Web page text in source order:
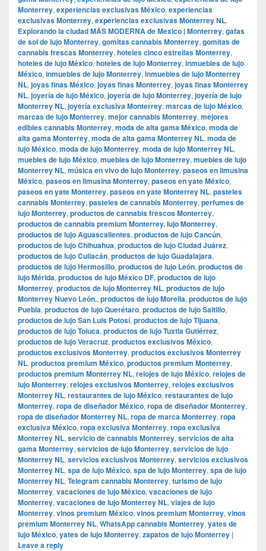
Monterrey, experiencias exclusivas México, experiencias
exclusivas Monterrey, experiencias exclusivas Monterrey NL,
Explorando la ciudad MÁS MODERNA de Mexico | Monterrey, gafas
de sol de lujo Monterrey, gomitas cannabis Monterrey, gomitas de
cannabis frescas Monterrey, hoteles cinco estrellas Monterrey,
hoteles de lujo México, hoteles de lujo Monterrey, inmuebles de lujo
México, inmuebles de lujo Monterrey, inmuebles de lujo Monterrey
NL, joyas finas México, joyas finas Monterrey, joyas finas Monterrey
NL, joyería de lujo México, joyería de lujo Monterrey, joyería de lujo
Monterrey NL, joyería exclusiva Monterrey, marcas de lujo México,
marcas de lujo Monterrey, mejor cannabis Monterrey, mejores
edibles cannabis Monterrey, moda de alta gama México, moda de
alta gama Monterrey, moda de alta gama Monterrey NL, moda de
lujo México, moda de lujo Monterrey, moda de lujo Monterrey NL,
muebles de lujo México, muebles de lujo Monterrey, muebles de lujo
Monterrey NL, música en vivo de lujo Monterrey, paseos en limusina
México, paseos en limusina Monterrey, paseos en yate México,
paseos en yate Monterrey, paseos en yate Monterrey NL, pasteles
cannabis Monterrey, pasteles de cannabis Monterrey, perfumes de
lujo Monterrey, productos de cannabis frescos Monterrey,
productos de cannabis premium Monterrey. lujo Monterrey,
productos de lujo Aguascalientes, productos de lujo Cancún,
productos de lujo Chihuahua, productos de lujo Ciudad Juárez,
productos de lujo Culiacán, productos de lujo Guadalajara,
productos de lujo Hermosillo, productos de lujo León, productos de
lujo Mérida, productos de lujo México DF, productos de lujo
Monterrey, productos de lujo Monterrey NL, productos de lujo
Monterrey Nuevo León., productos de lujo Morelia, productos de lujo
Puebla, productos de lujo Querétaro, productos de lujo Saltillo,
productos de lujo San Luis Potosí, productos de lujo Tijuana,
productos de lujo Toluca, productos de lujo Tuxtla Gutiérrez,
productos de lujo Veracruz, productos exclusivos México,
productos exclusivos Monterrey, productos exclusivos Monterrey
NL, productos premium México, productos premium Monterrey,
productos premium Monterrey NL, relojes de lujo México, relojes de
lujo Monterrey, relojes exclusivos Monterrey, relojes exclusivos
Monterrey NL, restaurantes de lujo México, restaurantes de lujo
Monterrey, ropa de diseñador México, ropa de diseñador Monterrey,
ropa de diseñador Monterrey NL, ropa de marca Monterrey, ropa
exclusiva México, ropa exclusiva Monterrey, ropa exclusiva
Monterrey NL, servicio de cannabis Monterrey, servicios de alta
gama Monterrey, servicios de lujo Monterrey, servicios de lujo
Monterrey NL, servicios exclusivos Monterrey, servicios exclusivos
Monterrey NL, spa de lujo México, spa de lujo Monterrey, spa de lujo
Monterrey NL, Telegram cannabis Monterrey, turismo de lujo
Monterrey, vacaciones de lujo México, vacaciones de lujo
Monterrey, vacaciones de lujo Monterrey NL, viajes de lujo
Monterrey, vinos premium México, vinos premium Monterrey, vinos
premium Monterrey NL, WhatsApp cannabis Monterrey, yates de
lujo México, yates de lujo Monterrey, zapatos de lujo Monterrey |
Leave a reply